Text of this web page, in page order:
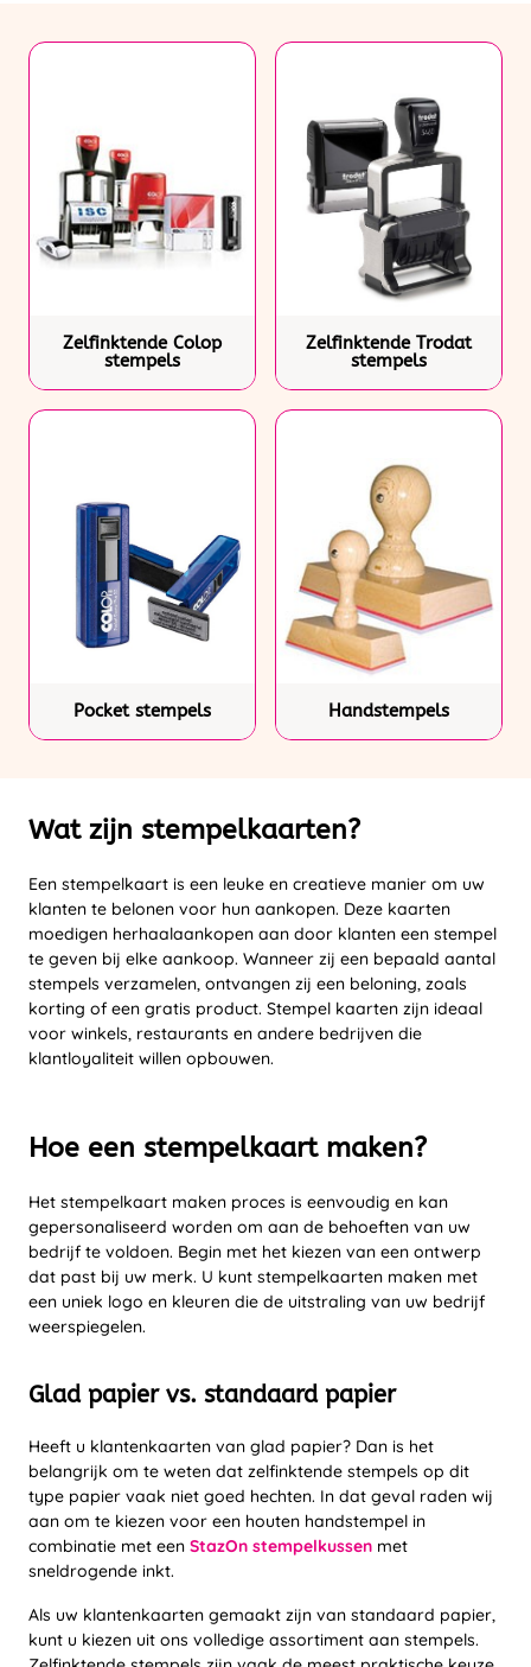
Zelfinktende Colop
stempels
Zelfinktende Trodat
stempels
Pocket stempels Handstempels
Wat zijn stempelkaarten?
Een stempelkaart is een leuke en creatieve manier om uw
klanten te belonen voor hun aankopen. Deze kaarten
moedigen herhaalaankopen aan door klanten een stempel
te geven bij elke aankoop. Wanneer zij een bepaald aantal
stempels verzamelen, ontvangen zij een beloning, zoals
korting of een gratis product. Stempel kaarten zijn ideaal
voor winkels, restaurants en andere bedrijven die
klantloyaliteit willen opbouwen.
Hoe een stempelkaart maken?
Het stempelkaart maken proces is eenvoudig en kan
gepersonaliseerd worden om aan de behoeften van uw
bedrijf te voldoen. Begin met het kiezen van een ontwerp
dat past bij uw merk. U kunt stempelkaarten maken met
een uniek logo en kleuren die de uitstraling van uw bedrijf
weerspiegelen.
Glad papier vs. standaard papier
Heeft u klantenkaarten van glad papier? Dan is het
belangrijk om te weten dat zelfinktende stempels op dit
type papier vaak niet goed hechten. In dat geval raden wij
aan om te kiezen voor een houten handstempel in
combinatie met een StazOn stempelkussen met
sneldrogende inkt.
Als uw klantenkaarten gemaakt zijn van standaard papier,
kunt u kiezen uit ons volledige assortiment aan stempels.